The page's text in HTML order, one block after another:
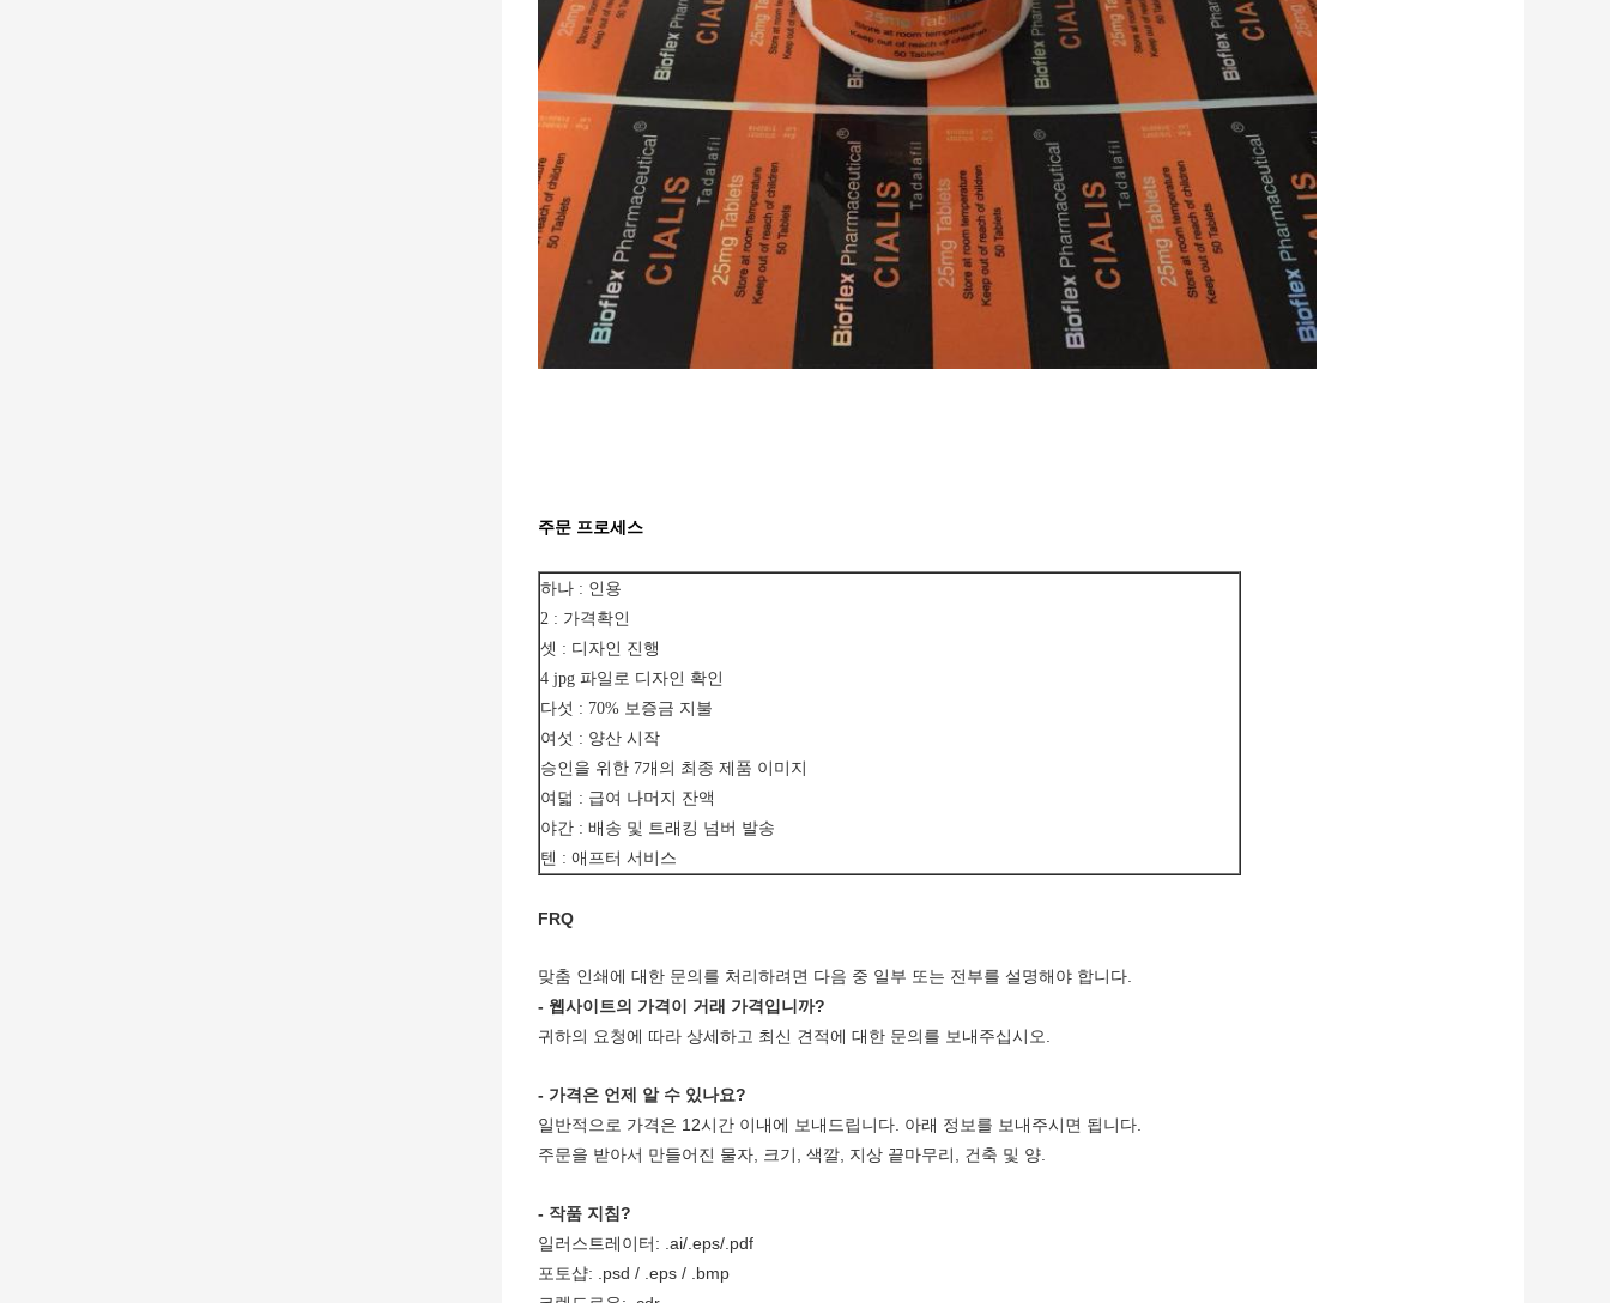
주문 프로세스
하나 : 인용
2 : 가격확인
셋 : 디자인 진행
4 jpg 파일로 디자인 확인
다섯 : 70% 보증금 지불
여섯 : 양산 시작
승인을 위한 7개의 최종 제품 이미지
여덟 : 급여 나머지 잔액
야간 : 배송 및 트래킹 넘버 발송
텐 : 애프터 서비스
FRQ
맞춤 인쇄에 대한 문의를 처리하려면 다음 중 일부 또는 전부를 설명해야 합니다.
- 웹사이트의 가격이 거래 가격입니까?
귀하의 요청에 따라 상세하고 최신 견적에 대한 문의를 보내주십시오.
- 가격은 언제 알 수 있나요?
일반적으로 가격은 12시간 이내에 보내드립니다. 아래 정보를 보내주시면 됩니다.
주문을 받아서 만들어진 물자, 크기, 색깔, 지상 끝마무리, 건축 및 양.
- 작품 지침?
일러스트레이터: .ai/.eps/.pdf
포토샵: .psd / .eps / .bmp